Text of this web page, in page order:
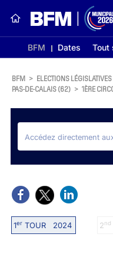
BFM Dates Tout
BFM > ELECTIONS
PAS-DE-CALAIS (62) > 1ÈRE
1erTOUR 2024 2nd